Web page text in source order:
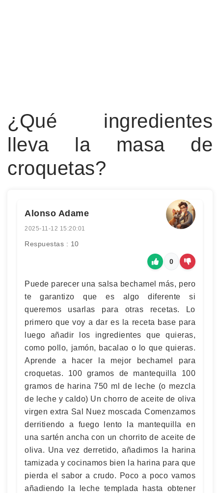
¿Qué ingredientes
lleva la masa de
croquetas?
Alonso Adame
2025-11-12 15:20:01
Respuestas : 10
0
Puede parecer una salsa bechamel más, pero
te garantizo que es algo diferente si
queremos usarlas para otras recetas. Lo
primero que voy a dar es la receta base para
luego añadir los ingredientes que quieras,
como pollo, jamón, bacalao o lo que quieras.
Aprende a hacer la mejor bechamel para
croquetas. 100 gramos de mantequilla 100
gramos de harina 750 ml de leche (o mezcla
de leche y caldo) Un chorro de aceite de oliva
virgen extra Sal Nuez moscada Comenzamos
derritiendo a fuego lento la mantequilla en
una sartén ancha con un chorrito de aceite de
oliva. Una vez derretido, añadimos la harina
tamizada y cocinamos bien la harina para que
pierda el sabor a crudo. Poco a poco vamos
añadiendo la leche templada hasta obtener